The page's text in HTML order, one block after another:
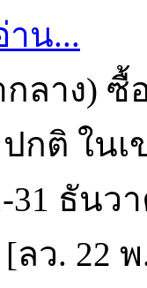
น...
ลาง) ซื้
ปกติ ใน
31 ธันว
[ลว. 22